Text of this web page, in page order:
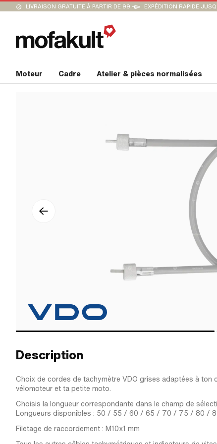
LIVRAISON GRATUITE À PARTIR DE 99.- EXPÉDITION RAPIDE
Moteur Cadre Atelier & pièces normalisées
Description
Choix de cordes de tachymètre VDO grises adaptées à ton
vélomoteur et ta petite moto.
Choisis la longueur correspondante dans le champ de
Longueurs disponibles : 50 / 55 / 60 / 65 / 70 / 75 / 80 /
Filetage de raccordement : M10x1 mm